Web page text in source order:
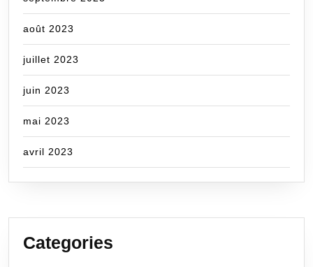
août 2023
juillet 2023
juin 2023
mai 2023
avril 2023
Categories